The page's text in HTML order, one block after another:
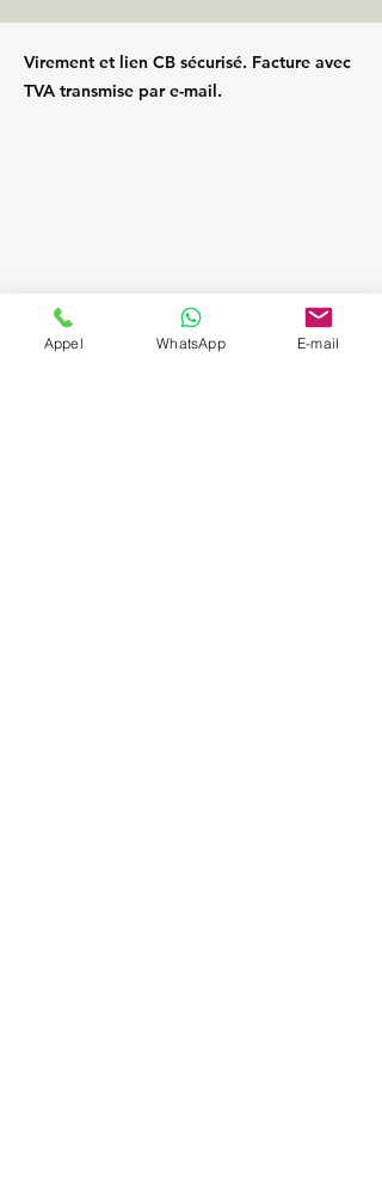
Virement et lien CB sécurisé. Facture avec
TVA transmise par e-mail.
Appel WhatsApp E-mail